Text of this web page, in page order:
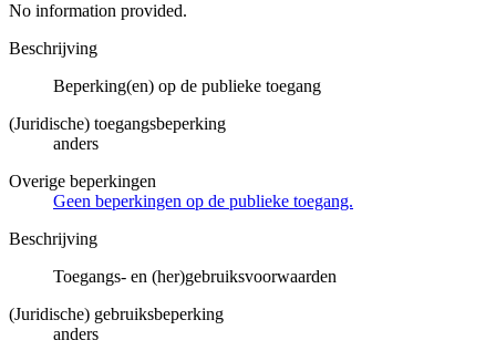
No information provided.
Beschrijving
Beperking(en) op de publieke toegang
(Juridische) toegangsbeperking
anders
Overige beperkingen
Geen beperkingen op de publieke toegang.
Beschrijving
Toegangs- en (her)gebruiksvoorwaarden
(Juridische) gebruiksbeperking
anders